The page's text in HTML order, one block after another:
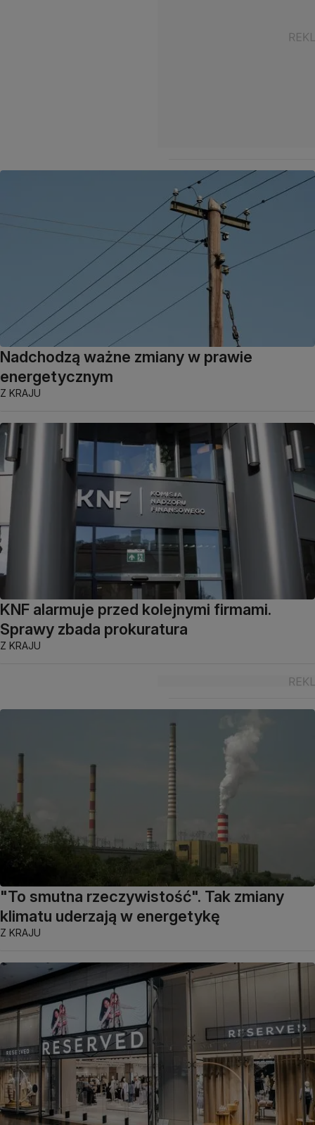
Nadchodzą ważne zmiany w prawie
energetycznym
Z KRAJU
KNF alarmuje przed kolejnymi firmami.
Sprawy zbada prokuratura
Z KRAJU
"To smutna rzeczywistość". Tak zmiany
klimatu uderzają w energetykę
Z KRAJU